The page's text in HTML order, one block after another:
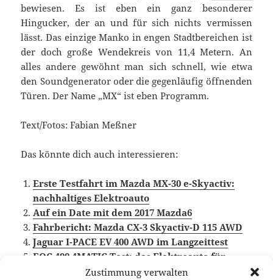
Zustimmung verwalten
bewiesen. Es ist eben ein ganz besonderer
Hingucker, der an und für sich nichts vermissen
lässt. Das einzige Manko in engen Stadtbereichen ist
der doch große Wendekreis von 11,4 Metern. An
alles andere gewöhnt man sich schnell, wie etwa
den Soundgenerator oder die gegenläufig öffnenden
Türen. Der Name „MX“ ist eben Programm.
Text/Fotos: Fabian Meßner
Das könnte dich auch interessieren:
Erste Testfahrt im Mazda MX-30 e-Skyactiv:
nachhaltiges Elektroauto
Auf ein Date mit dem 2017 Mazda6
Fahrbericht: Mazda CX-3 Skyactiv-D 115 AWD
Jaguar I-PACE EV 400 AWD im Langzeittest
EQC 400 4MATIC Test: das Elektroauto für
Mercedes-Fahrer